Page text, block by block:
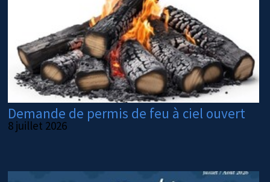
Demande de permis de feu à ciel ouvert
8 juillet 2026